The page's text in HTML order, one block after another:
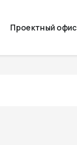
Проектный офис